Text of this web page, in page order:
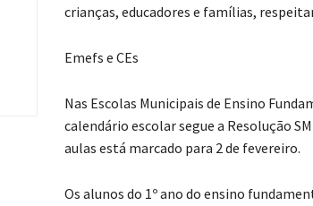
crianças, educadores e famílias,
Emefs e CEs
Nas Escolas Municipais de Ensino
calendário escolar segue a Resolução
aulas está marcado para 2 de fevereiro.
Os alunos do 1º ano do ensino